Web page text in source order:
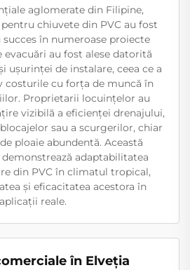
aglomerate din Filipine,
chiuvete din PVC au fost
în numeroase proiecte
evacuări au fost alese datorită
ușurinței de instalare, ceea ce a
costurile cu forța de muncă în
Proprietarii locuințelor au
vizibilă a eficienței drenajului,
sau a scurgerilor, chiar
ploaie abundentă. Această
adaptabilitatea
din PVC în climatul tropical,
și eficacitatea acestora în
aplicații reale.
în Elveția